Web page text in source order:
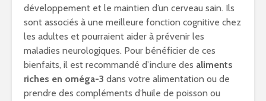
développement et le maintien d’un cerveau sain. Ils
sont associés à une meilleure fonction cognitive chez
les adultes et pourraient aider à prévenir les
maladies neurologiques. Pour bénéficier de ces
bienfaits, il est recommandé d’inclure des aliments
riches en oméga-3 dans votre alimentation ou de
prendre des compléments d’huile de poisson ou